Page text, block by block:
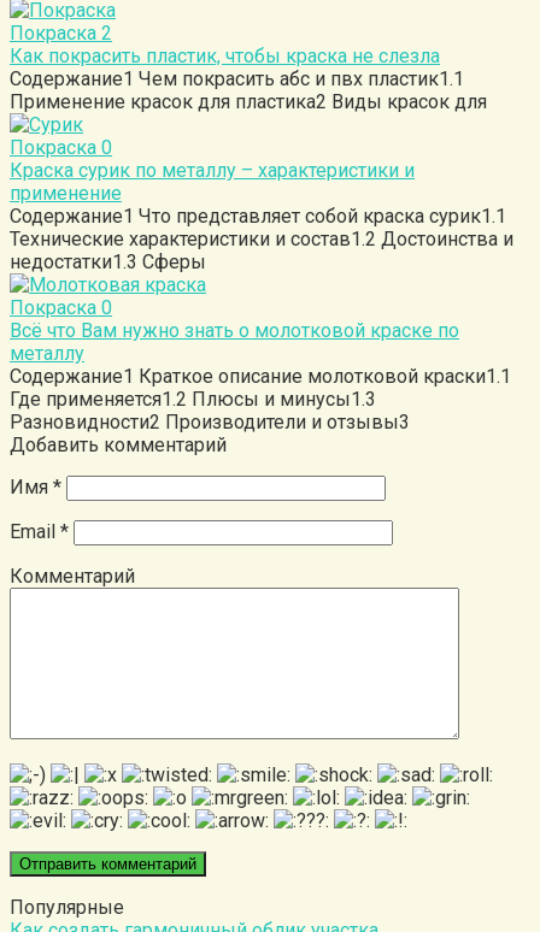
Покраска 2
Как покрасить пластик, чтобы краска не слезла
Содержание1 Чем покрасить абс и пвх пластик1.1
Применение красок для пластика2 Виды красок для
Покраска 0
Краска сурик по металлу – характеристики и
применение
Содержание1 Что представляет собой краска сурик1.1
Технические характеристики и состав1.2 Достоинства и
недостатки1.3 Сферы
Покраска 0
Всё что Вам нужно знать о молотковой краске по
металлу
Содержание1 Краткое описание молотковой краски1.1
Где применяется1.2 Плюсы и минусы1.3
Разновидности2 Производители и отзывы3
Добавить комментарий
Имя *
Email *
Комментарий
Популярные